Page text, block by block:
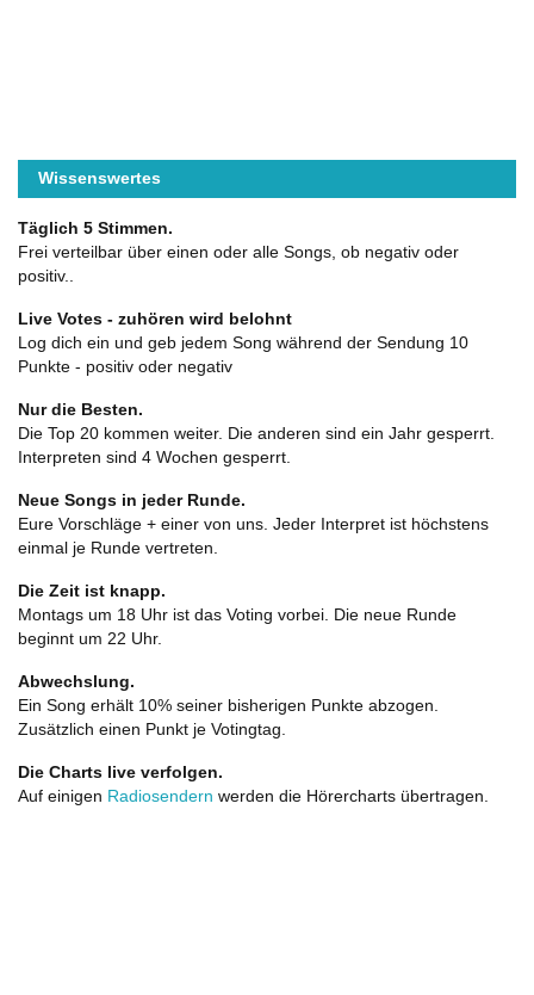
Wissenswertes
Täglich 5 Stimmen.
Frei verteilbar über einen oder alle Songs, ob negativ oder
positiv..
Live Votes - zuhören wird belohnt
Log dich ein und geb jedem Song während der Sendung 10
Punkte - positiv oder negativ
Nur die Besten.
Die Top 20 kommen weiter. Die anderen sind ein Jahr gesperrt.
Interpreten sind 4 Wochen gesperrt.
Neue Songs in jeder Runde.
Eure Vorschläge + einer von uns. Jeder Interpret ist höchstens
einmal je Runde vertreten.
Die Zeit ist knapp.
Montags um 18 Uhr ist das Voting vorbei. Die neue Runde
beginnt um 22 Uhr.
Abwechslung.
Ein Song erhält 10% seiner bisherigen Punkte abzogen.
Zusätzlich einen Punkt je Votingtag.
Die Charts live verfolgen.
Auf einigen Radiosendern werden die Hörercharts übertragen.